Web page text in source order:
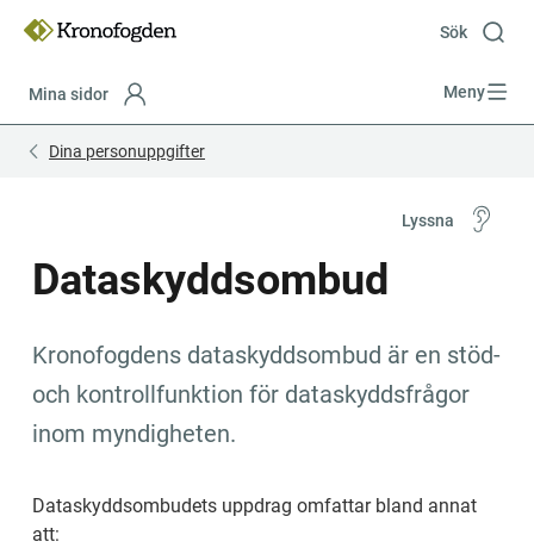
innehåll
Sök
Mina sidor Meny
Dina personuppgifter
Lyssna
Dataskyddsombud
Kronofogdens dataskyddsombud är en stöd-
och kontrollfunktion för dataskyddsfrågor
inom myndigheten.
Dataskyddsombudets uppdrag omfattar bland annat
att:
start
end